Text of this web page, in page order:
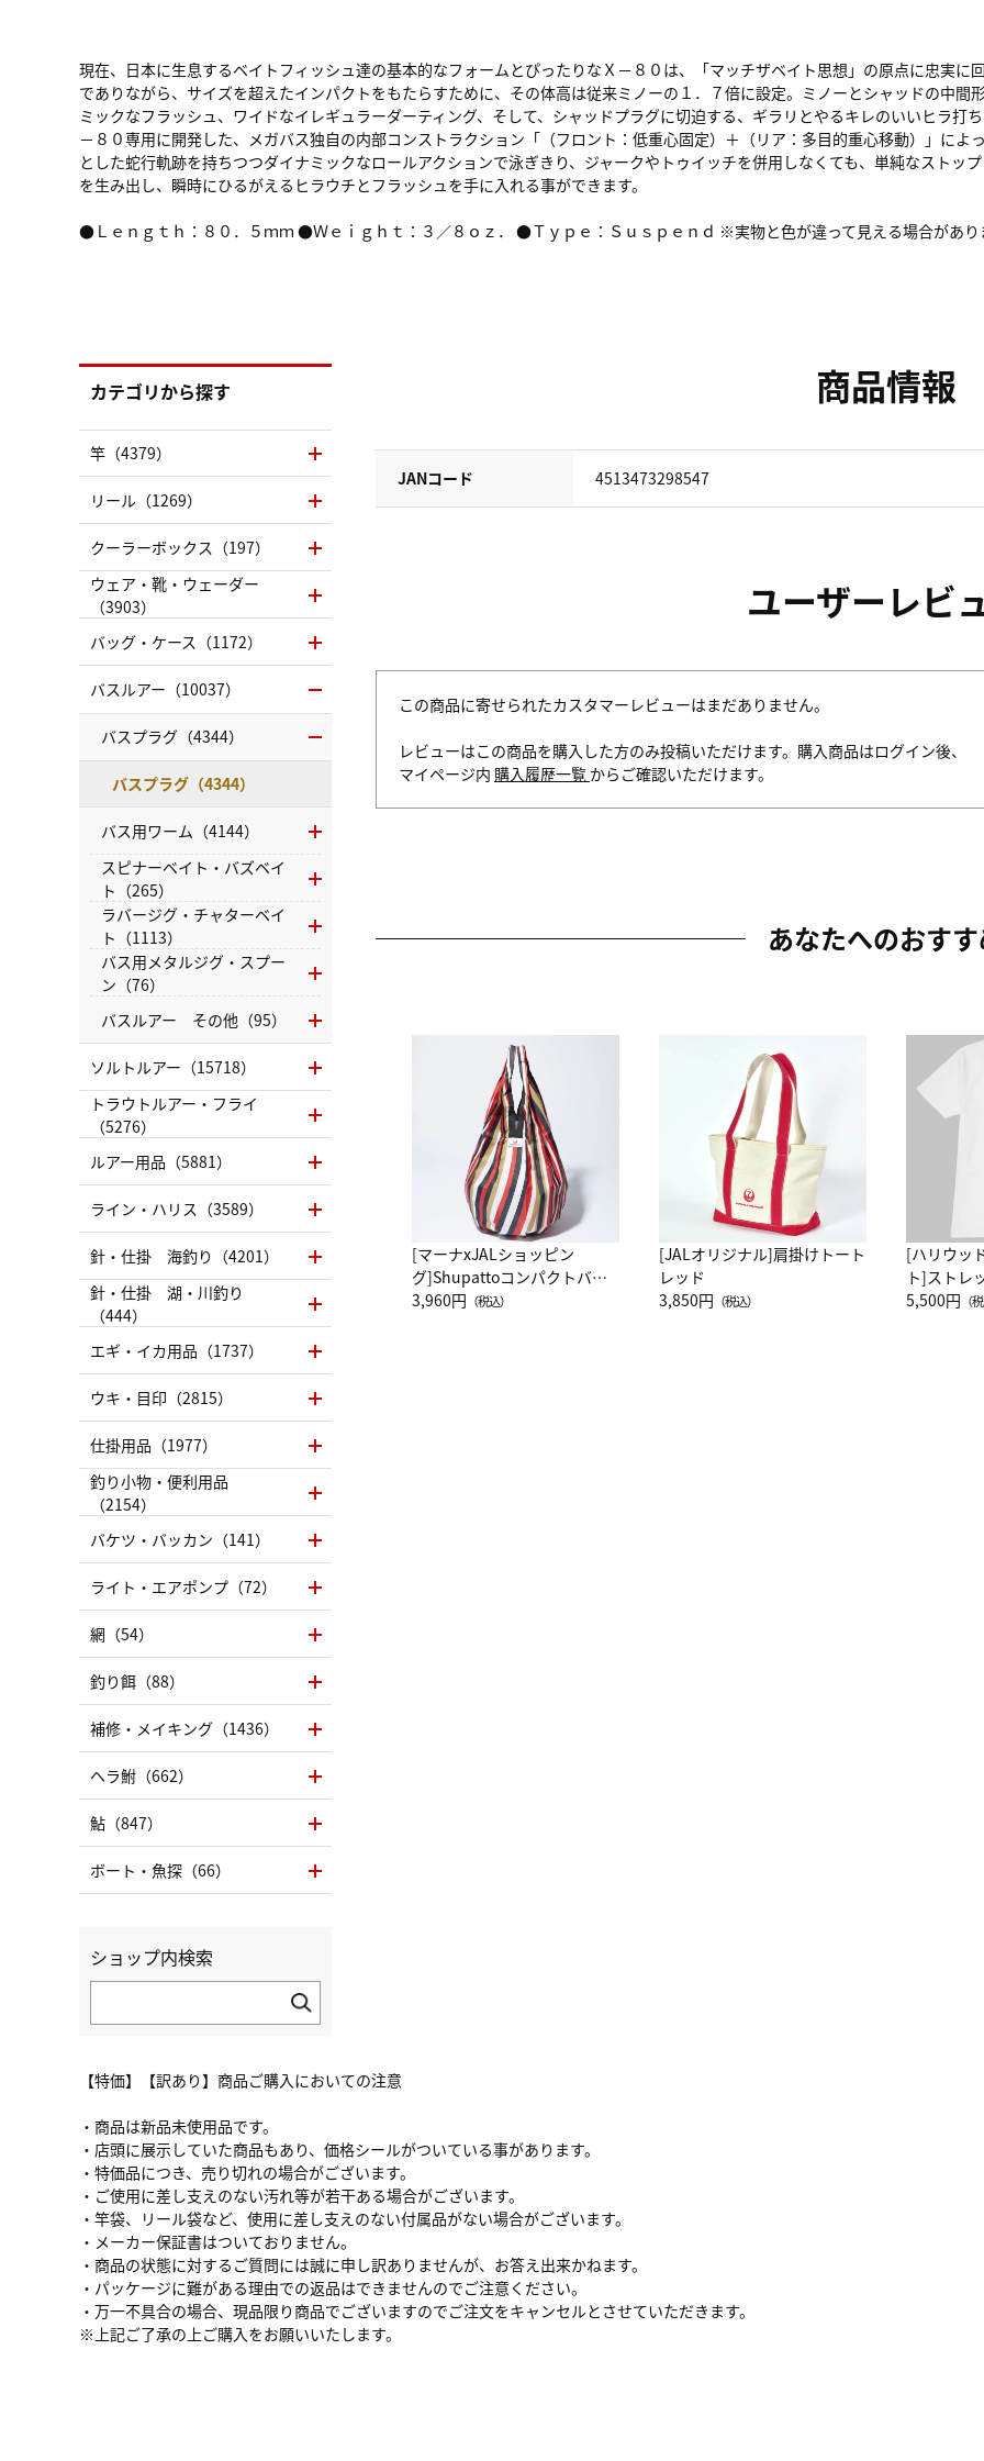
現在、日本に生息するベイトフィッシュ達の基本的なフォームとぴったりなＸ－８０は、「マッチザベイト思想」の原点に忠実に
でありながら、サイズを超えたインパクトをもたらすために、その体高は従来ミノーの１．７倍に設定。ミノーとシャッドの中間
ミックなフラッシュ、ワイドなイレギュラーダーティング、そして、シャッドプラグに切迫する、ギラリとやるキレのいいヒラ打
－８０専用に開発した、メガバス独自の内部コンストラクション「（フロント：低重心固定）＋（リア：多目的重心移動）」によ
とした蛇行軌跡を持ちつつダイナミックなロールアクションで泳ぎきり、ジャークやトゥイッチを併用しなくても、単純なストッ
を生み出し、瞬時にひるがえるヒラウチとフラッシュを手に入れる事ができます。
●Ｌｅｎｇｔｈ：８０．５ｍｍ ●Ｗｅｉｇｈｔ：３／８ｏｚ． ●Ｔｙｐｅ：Ｓｕｓｐｅｎｄ ※実物と色が違って見える場合があり
商品情報
JANコード 4513473298547
ユーザーレビ
この商品に寄せられたカスタマーレビューはまだありません。
レビューはこの商品を購入した方のみ投稿いただけます。購入商品はログイン後、
マイページ内 購入履歴一覧 からご確認いただけます。
あなたへのおす
[マーナxJALショッピン
グ]Shupattoコンパクトバッ
グ Drop JAL客室乗務員
3,960円 （税込）
[JALオリジナル]肩掛けトート
レッド
3,850円 （税込）
[ハリウッ
ト]ストレ
ーネック
5,500円 （
【特価】【訳あり】商品ご購入においての注意
・商品は新品未使用品です。
・店頭に展示していた商品もあり、価格シールがついている事があります。
・特価品につき、売り切れの場合がございます。
・ご使用に差し支えのない汚れ等が若干ある場合がございます。
・竿袋、リール袋など、使用に差し支えのない付属品がない場合がございます。
・メーカー保証書はついておりません。
・商品の状態に対するご質問には誠に申し訳ありませんが、お答え出来かねます。
・パッケージに難がある理由での返品はできませんのでご注意ください。
・万一不具合の場合、現品限り商品でございますのでご注文をキャンセルとさせていただきます。
※上記ご了承の上ご購入をお願いいたします。
カテゴリから探す
竿（4379）
リール（1269）
クーラーボックス（197）
ウェア・靴・ウェーダー
（3903）
バッグ・ケース（1172）
バスルアー（10037）
バスプラグ（4344）
バスプラグ（4344）
バス用ワーム（4144）
スピナーベイト・バズベイ
ト（265）
ラバージグ・チャターベイ
ト（1113）
バス用メタルジグ・スプー
ン（76）
バスルアー その他（95）
ソルトルアー（15718）
トラウトルアー・フライ
（5276）
ルアー用品（5881）
ライン・ハリス（3589）
針・仕掛 海釣り（4201）
針・仕掛 湖・川釣り
（444）
エギ・イカ用品（1737）
ウキ・目印（2815）
仕掛用品（1977）
釣り小物・便利用品
（2154）
バケツ・バッカン（141）
ライト・エアポンプ（72）
網（54）
釣り餌（88）
補修・メイキング（1436）
ヘラ鮒（662）
鮎（847）
ボート・魚探（66）
ショップ内検索